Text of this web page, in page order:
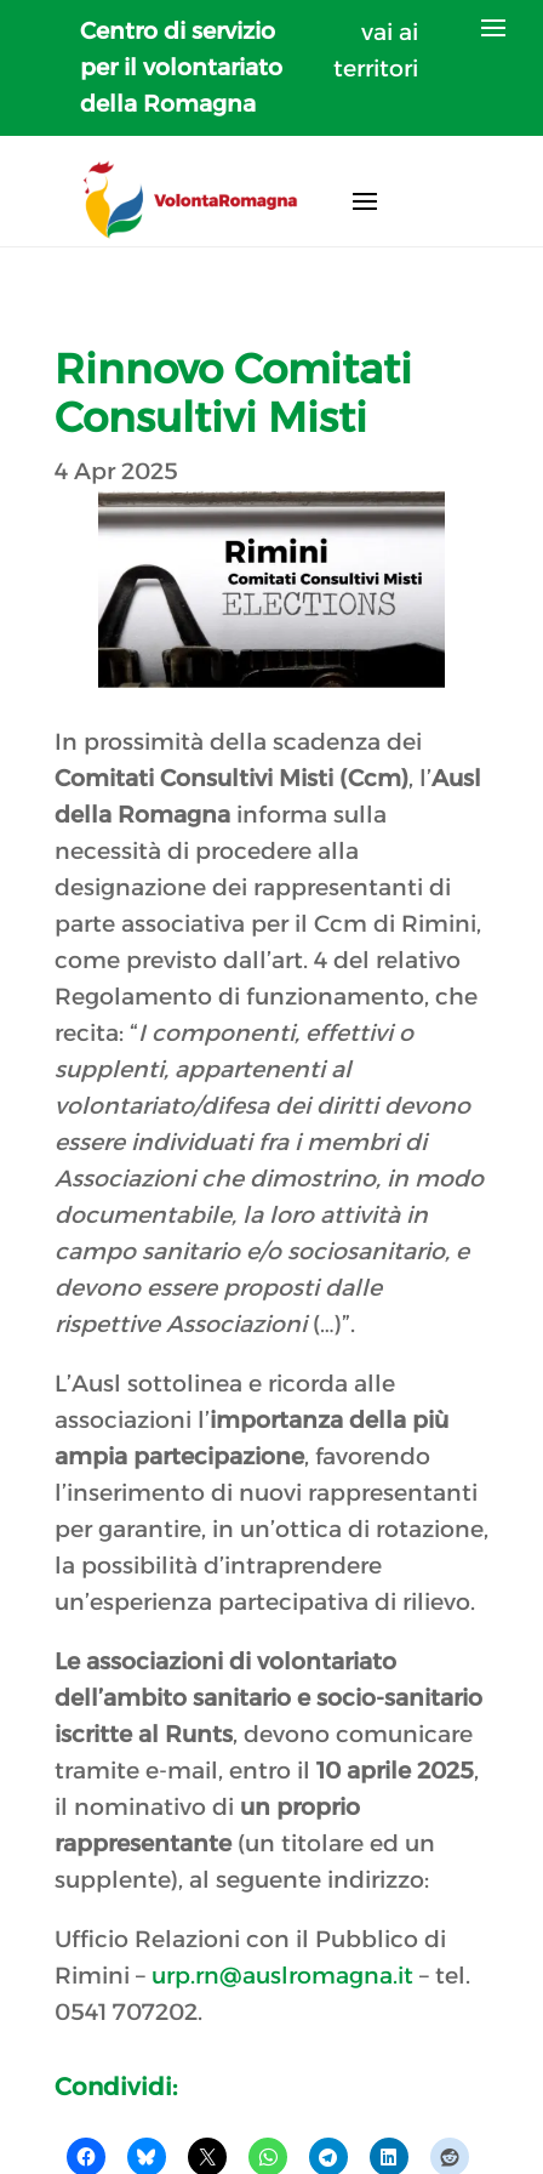
Centro di servizio
per il volontariato
della Romagna
vai ai
territori
Rinnovo Comitati
Consultivi Misti
4 Apr 2025
In prossimità della scadenza dei
Comitati Consultivi Misti (Ccm), l’Ausl
della Romagnainforma sulla
necessità di procedere alla
designazione dei rappresentanti di
parte associativa per il Ccm di Rimini,
come previsto dall’art. 4 del relativo
Regolamento di funzionamento, che
recita: “I componenti, effettivi o
supplenti, appartenenti al
volontariato/difesa dei diritti devono
essere individuati fra i membri di
Associazioni che dimostrino, in modo
documentabile, la loro attività in
campo sanitario e/o sociosanitario, e
devono essere proposti dalle
rispettive Associazioni(…)”.
L’Ausl sottolinea e ricorda alle
associazioni l’importanza della più
ampia partecipazione, favorendo
l’inserimento di nuovi rappresentanti
per garantire, in un’ottica di rotazione,
la possibilità d’intraprendere
un’esperienza partecipativa di rilievo.
Le associazioni di volontariato
dell’ambito sanitario e socio-sanitario
iscritte al Runts, devono comunicare
tramite e-mail, entro il 10 aprile 2025,
il nominativo di un proprio
rappresentante(un titolare ed un
supplente), al seguente indirizzo:
Ufficio Relazioni con il Pubblico di
Rimini – urp.rn@auslromagna.it– tel.
0541 707202.
Condividi: